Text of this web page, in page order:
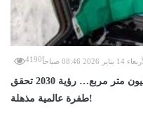
14 يناير 2026 08:46 صباحاً 4190
ترامب يغزو السعودية بمشروع 2.6 مليون متر مربع… رؤية 2030 تحقق
طفرة عالمية مذهلة!